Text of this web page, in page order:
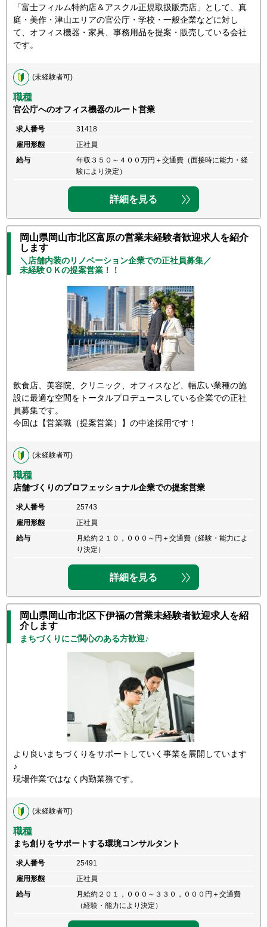
「富士フィルム特約店＆アスクル正規取扱販売店」として、真
庭・美作・津山エリアの官公庁・学校・一般企業などに対し
て、オフィス機器・家具、事務用品を提案・販売している会社
です。
(未経験者可)
職種
官公庁へのオフィス機器のルート営業
求人番号
31418
雇用形態
正社員
給与
年収３５０～４００万円＋交通費（面接時に能力・経
験により決定）
詳細を見る
岡山県岡山市北区富原の営業未経験者歓迎求人を紹介
します
＼店舗内装のリノベーション企業での正社員募集／
未経験ＯＫの提案営業！！
飲食店、美容院、クリニック、オフィスなど、幅広い業種の施
設に最適な空間をトータルプロデュースしている企業での正社
員募集です。
今回は【営業職（提案営業）】の中途採用です！
(未経験者可)
職種
店舗づくりのプロフェッショナル企業での提案営業
求人番号
25743
雇用形態
正社員
給与
月給約２１０，０００～円＋交通費（経験・能力によ
り決定）
詳細を見る
岡山県岡山市北区下伊福の営業未経験者歓迎求人を紹
介します
まちづくりにご関心のある方歓迎♪
より良いまちづくりをサポートしていく事業を展開しています
♪
現場作業ではなく内勤業務です。
(未経験者可)
職種
まち創りをサポートする環境コンサルタント
求人番号
25491
雇用形態
正社員
給与
月給約２０１，０００～３３０，０００円＋交通費
（経験・能力により決定）